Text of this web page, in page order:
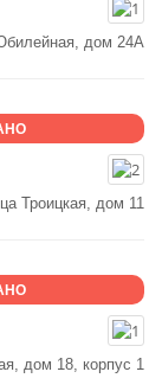
дом 24А
Троицкая, дом 11
дом 18, корпус 1